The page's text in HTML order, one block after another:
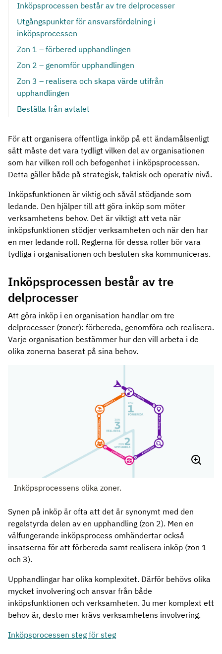
Inköpsprocessen består av tre delprocesser
Utgångspunkter för ansvarsfördelning i
inköpsprocessen
Zon 1 – förbered upphandlingen
Zon 2 – genomför upphandlingen
Zon 3 – realisera och skapa värde utifrån
upphandlingen
Beställa från avtalet
För att organisera offentliga inköp på ett ändamålsenligt
sätt måste det vara tydligt vilken del av organisationen
som har vilken roll och befogenhet i inköpsprocessen.
Detta gäller både på strategisk, taktisk och operativ nivå.
Inköpsfunktionen är viktig och såväl stödjande som
ledande. Den hjälper till att göra inköp som möter
verksamhetens behov. Det är viktigt att veta när
inköpsfunktionen stödjer verksamheten och när den har
en mer ledande roll. Reglerna för dessa roller bör vara
tydliga i organisationen och besluten ska kommuniceras.
Inköpsprocessen består av tre
delprocesser
Att göra inköp i en organisation handlar om tre
delprocesser (zoner): förbereda, genomföra och realisera.
Varje organisation bestämmer hur den vill arbeta i de
olika zonerna baserat på sina behov.
Inköpsprocessens olika zoner.
Synen på inköp är ofta att det är synonymt med den
regelstyrda delen av en upphandling (zon 2). Men en
välfungerande inköpsprocess omhändertar också
insatserna för att förbereda samt realisera inköp (zon 1
och 3).
Upphandlingar har olika komplexitet. Därför behövs olika
mycket involvering och ansvar från både
inköpsfunktionen och verksamheten. Ju mer komplext ett
behov är, desto mer krävs verksamhetens involvering.
Inköpsprocessen steg för steg